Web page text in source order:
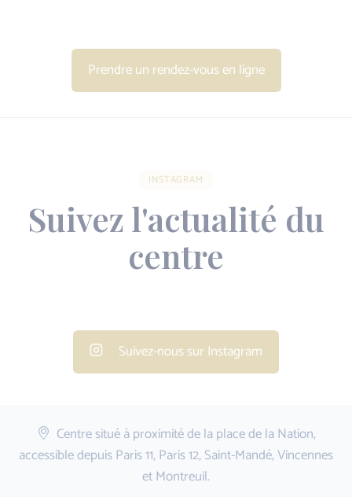
Prendre un rendez-vous en ligne
INSTAGRAM
Suivez l'actualité du
centre
Suivez-nous sur Instagram
Centre situé à proximité de la place de la Nation,
accessible depuis Paris 11, Paris 12, Saint-Mandé, Vincennes
et Montreuil.